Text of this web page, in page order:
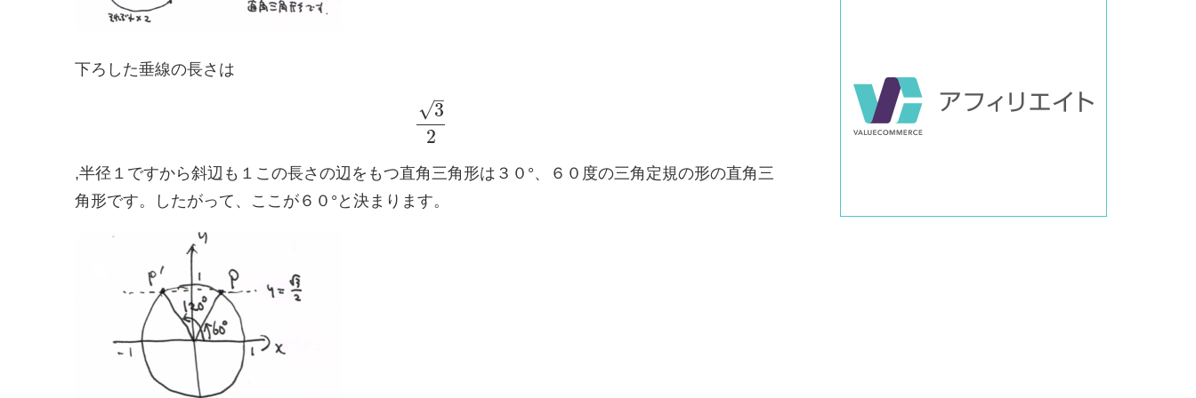
下ろした垂線の長さは
3
–
√
2
,半径１ですから斜辺も１この長さの辺をもつ直角三角形は３０°、６０度の三角定規の形の直角三
角形です。したがって、ここが６０°と決まります。